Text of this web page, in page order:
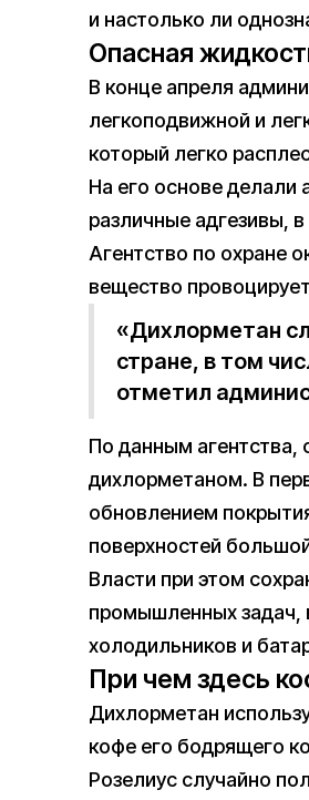
и настолько ли
Опасная
В конце апреля
легкоподвижной и
который легко
На его основе делали
различные адгезивы,
Агентство по охране
вещество
«Дихлорметан
стране, в том
отметил
По данным агентства,
дихлорметаном. В
обновлением
поверхностей
Власти при этом
промышленных задач,
холодильников и
При чем здесь
Дихлорметан
кофе его бодрящего
Розелиус случайно